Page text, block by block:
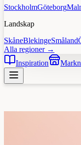
StockholmGöteborg
Landskap
SkåneBlekingeSmåland
Alla regioner →
Inspiration